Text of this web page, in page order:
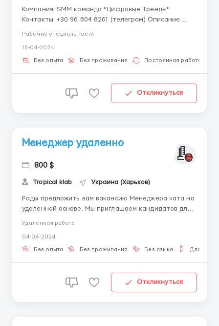
Компания: SMM команда "Цифровые Тренды"
Контакты: +30 96 804 8261 (телеграм) Описание
вакансии: В нашу SMM команду приглашаем новых
в месяц (выплата 2 раза в месяц) Местонахождение:
2 минуты ходьбы от м. Пушкинская Треб...
Рабочие специальности
16-04-2024
Без опыта Без проживания Постоянная работа
Откликнуться
Менеджер удаленно
800 $
Tropical klab Украина (Харьков)
Рады предложить вам вакансию Менеджера чата на
удаленной основе. Мы приглашаем кандидатов для
работы в чате с клиентами. Мы предлагаем
требуется вложений, Бесплатное обучение и
начальная поддержка, Мотивирующая заработная
Удаленная работа
04-04-2024
Без опыта Без проживания Без языка Для
Откликнуться